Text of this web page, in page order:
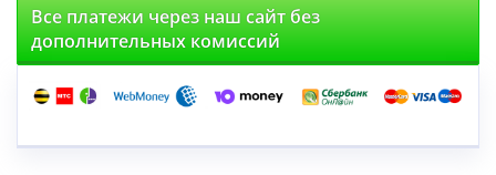
Все платежи через наш сайт без
дополнительных комиссий